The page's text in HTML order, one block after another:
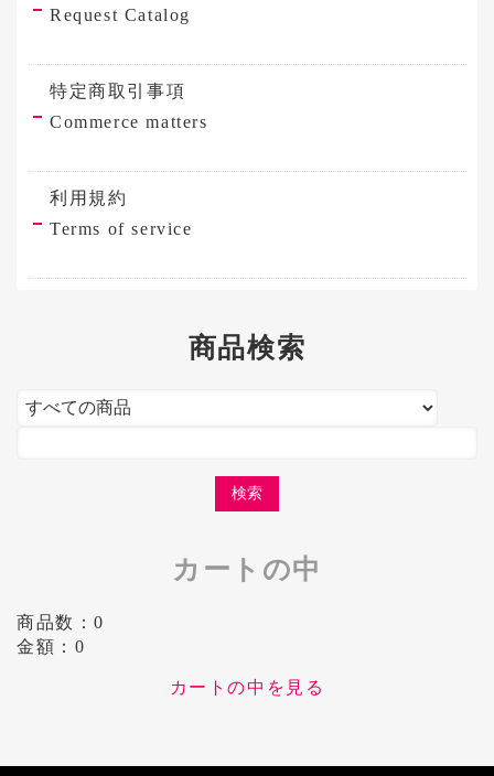
Request Catalog
特定商取引事項
Commerce matters
利用規約
Terms of service
商品検索
カートの中
商品数：0
金額：0
カートの中を見る